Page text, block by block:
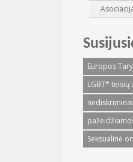
Europos
LGBT* teisių
Seksualinė